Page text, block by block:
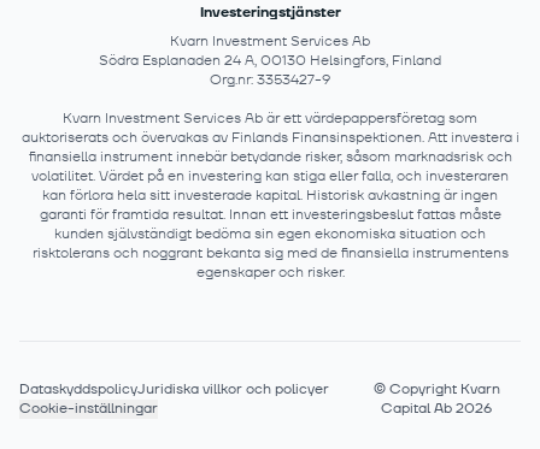
Investeringstjänster
Kvarn Investment Services Ab
Södra Esplanaden 24 A, 00130 Helsingfors, Finland
Org.nr: 3353427-9
Kvarn Investment Services Ab är ett värdepappersföretag som
auktoriserats och övervakas av Finlands Finansinspektionen. Att investera i
finansiella instrument innebär betydande risker, såsom marknadsrisk och
volatilitet. Värdet på en investering kan stiga eller falla, och investeraren
kan förlora hela sitt investerade kapital. Historisk avkastning är ingen
garanti för framtida resultat. Innan ett investeringsbeslut fattas måste
kunden självständigt bedöma sin egen ekonomiska situation och
risktolerans och noggrant bekanta sig med de finansiella instrumentens
egenskaper och risker.
DataskyddspolicyJuridiska villkor och policyer
Cookie-inställningar
©Copyright Kvarn
Capital Ab 2026